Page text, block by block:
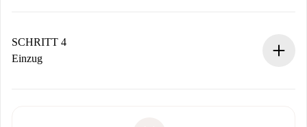
stellen den Kontakt her.
Wenn der Vermieter ablehnen muss, entstehen keine
SCHRITT 4
Einzug